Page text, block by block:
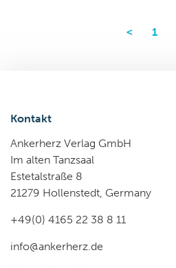
< 1
Kontakt
Ankerherz Verlag GmbH
Im alten Tanzsaal
Estetalstraße 8
21279 Hollenstedt, Germany
+49(0) 4165 22 38 8 11
info@ankerherz.de